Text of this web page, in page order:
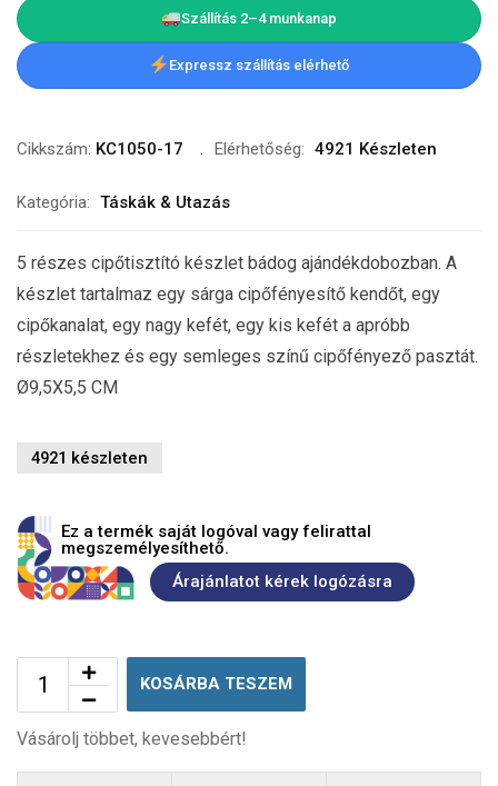
Szállítás 2–4 munkanap
Expressz szállítás elérhető
Cikkszám: KC1050-17 Elérhetőség: 4921 Készleten
Kategória: Táskák & Utazás
5 részes cipőtisztító készlet bádog ajándékdobozban. A
készlet tartalmaz egy sárga cipőfényesítő kendőt, egy
cipőkanalat, egy nagy kefét, egy kis kefét a apróbb
részletekhez és egy semleges színű cipőfényező pasztát.
Ø9,5X5,5 CM
4921 készleten
Ez a termék saját logóval vagy felirattal
megszemélyesíthető.
Árajánlatot kérek logózásra
KOSÁRBA TESZEM
Vásárolj többet, kevesebbért!